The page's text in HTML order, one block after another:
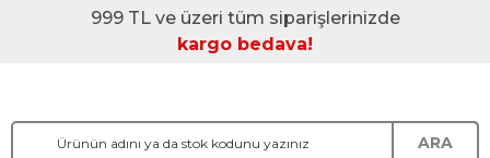
999 TL ve üzeri tüm siparişlerinizde
kargo bedava!
ARA